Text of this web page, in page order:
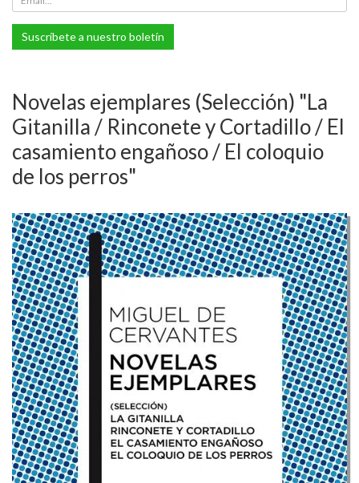
Suscríbete a nuestro boletín
Novelas ejemplares (Selección) "La
Gitanilla / Rinconete y Cortadillo / El
casamiento engañoso / El coloquio
de los perros"